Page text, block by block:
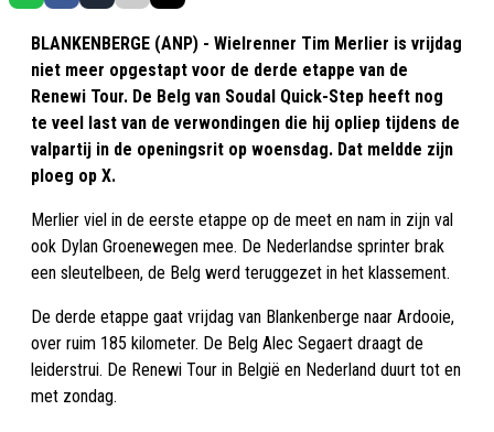
BLANKENBERGE (ANP) - Wielrenner Tim Merlier is vrijdag
niet meer opgestapt voor de derde etappe van de
Renewi Tour. De Belg van Soudal Quick-Step heeft nog
te veel last van de verwondingen die hij opliep tijdens de
valpartij in de openingsrit op woensdag. Dat meldde zijn
ploeg op X.
Merlier viel in de eerste etappe op de meet en nam in zijn val
ook Dylan Groenewegen mee. De Nederlandse sprinter brak
een sleutelbeen, de Belg werd teruggezet in het klassement.
De derde etappe gaat vrijdag van Blankenberge naar Ardooie,
over ruim 185 kilometer. De Belg Alec Segaert draagt de
leiderstrui. De Renewi Tour in België en Nederland duurt tot en
met zondag.